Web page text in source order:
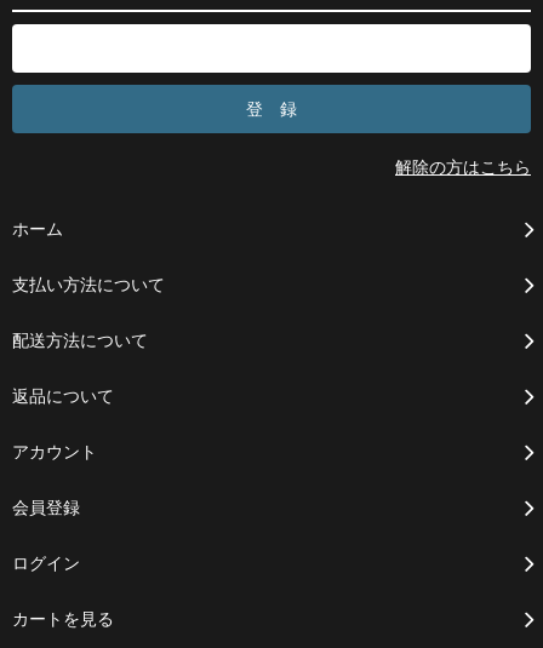
解除の方はこちら
ホーム
支払い方法について
配送方法について
返品について
アカウント
会員登録
ログイン
カートを見る